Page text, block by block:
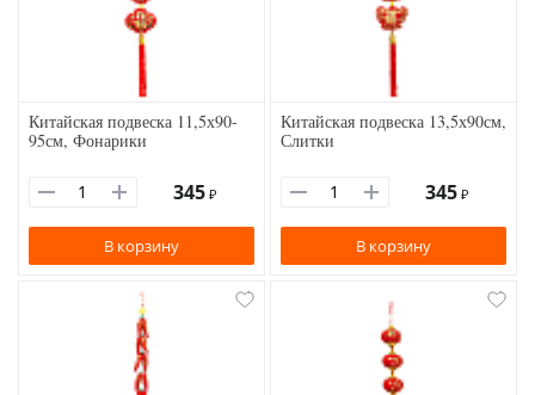
Китайская подвеска 11,5х90-
95см, Фонарики
345 ₽
В корзину
Китайская подвеска 13,5х90см,
Слитки
345 ₽
В корзину